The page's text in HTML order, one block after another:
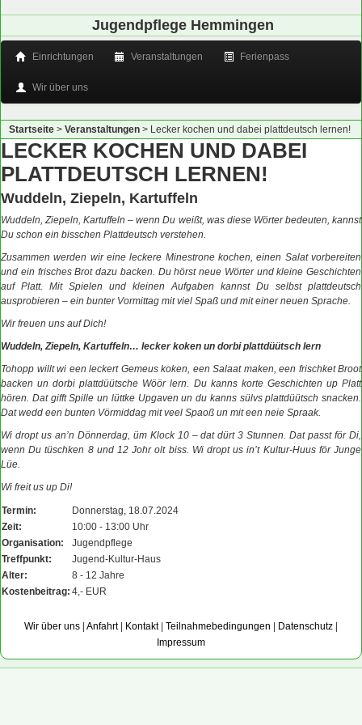
Jugendpflege Hemmingen
Einrichtungen Veranstaltungen Ferienpass
Wir über uns
Startseite > Veranstaltungen > Lecker kochen und dabei plattdeutsch lernen!
LECKER KOCHEN UND DABEI
PLATTDEUTSCH LERNEN!
Wuddeln, Ziepeln, Kartuffeln
Wuddeln, Ziepeln, Kartuffeln – wenn Du weißt, was diese Wörter bedeuten, kannst
Du schon ein bisschen Plattdeutsch verstehen.
Zusammen werden wir eine leckere Minestrone kochen, einen Salat vorbereiten
und ein frisches Brot dazu backen. Du hörst neue Wörter und kleine Geschichten
auf Platt. Mit Spielen und kleinen Aufgaben kannst Du selbst plattdeutsch
ausprobieren – ein bunter Vormittag mit viel Spaß und mit einer neuen Sprache.
Wir freuen uns auf Dich!
Wuddeln, Ziepeln, Kartuffeln… lecker koken un dorbi plattdüütsch lern
Tohopp willt wi een leckert Gemeus koken, een Salaat maken, een frischket Broot
backen un dorbi plattdüütsche Wöör lern. Du kanns korte Geschichten up Platt
hören. Dat gifft Spille un lüttke Upgaven un du kanns sülvs plattdüütsch snacken.
Dat wedd een bunten Vörmiddag mit veel Spaoß un mit een neie Spraak.
Wi dropt us an’n Dönnerdag, üm Klock 10 – dat dürt 3 Stunnen. Dat passt för Di,
wenn Du tüschken 8 und 12 Johr olt biss. Wi dropt us in’t Kultur-Huus för Junge
Lüe.
Wi freit us up Di!
Termin:
Donnerstag, 18.07.2024
Zeit:
10:00 - 13:00 Uhr
Organisation:
Jugendpflege
Treffpunkt:
Jugend-Kultur-Haus
Alter:
8 - 12 Jahre
Kostenbeitrag: 4,- EUR
Wir über uns Anfahrt| Kontakt| Teilnahmebedingungen Datenschutz
Impressum